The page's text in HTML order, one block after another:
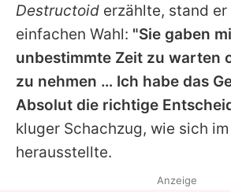
Destructoid erzählte, stand
einfachen Wahl: "Sie gaben
unbestimmte Zeit zu warten
zu nehmen … Ich habe das
Absolut die richtige
kluger Schachzug, wie sich
herausstellte.
Anzeige